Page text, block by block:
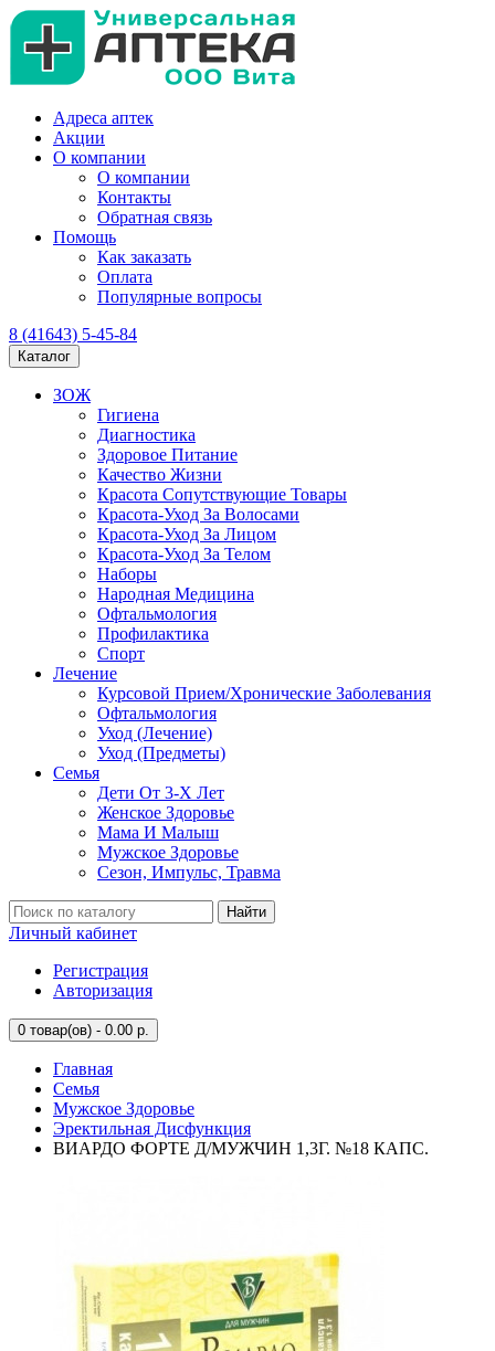
Адреса аптек
Акции
О компании
О компании
Контакты
Обратная связь
Помощь
Как заказать
Оплата
Популярные вопросы
8 (41643) 5-45-84
Каталог
ЗОЖ
Гигиена
Диагностика
Здоровое Питание
Качество Жизни
Красота Сопутствующие Товары
Красота-Уход За Волосами
Красота-Уход За Лицом
Красота-Уход За Телом
Наборы
Народная Медицина
Офтальмология
Профилактика
Спорт
Лечение
Курсовой Прием/Хронические Заболевания
Офтальмология
Уход (Лечение)
Уход (Предметы)
Семья
Дети От 3-Х Лет
Женское Здоровье
Мама И Малыш
Мужское Здоровье
Сезон, Импульс, Травма
Найти
Личный кабинет
Регистрация
Авторизация
0 товар(ов) - 0.00 р.
Главная
Семья
Мужское Здоровье
Эректильная Дисфункция
ВИАРДО ФОРТЕ Д/МУЖЧИН 1,3Г. №18 КАПС.